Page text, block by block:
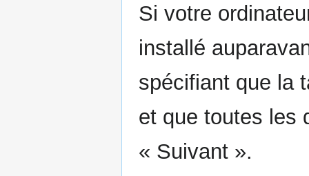
Si votre
installé
spécifiant que la
et que toutes les
« Suivant ».